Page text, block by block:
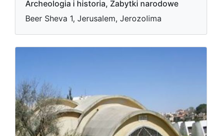
Archeologia i historia, Zabytki narodowe
Beer Sheva 1, Jerusalem, Jerozolima